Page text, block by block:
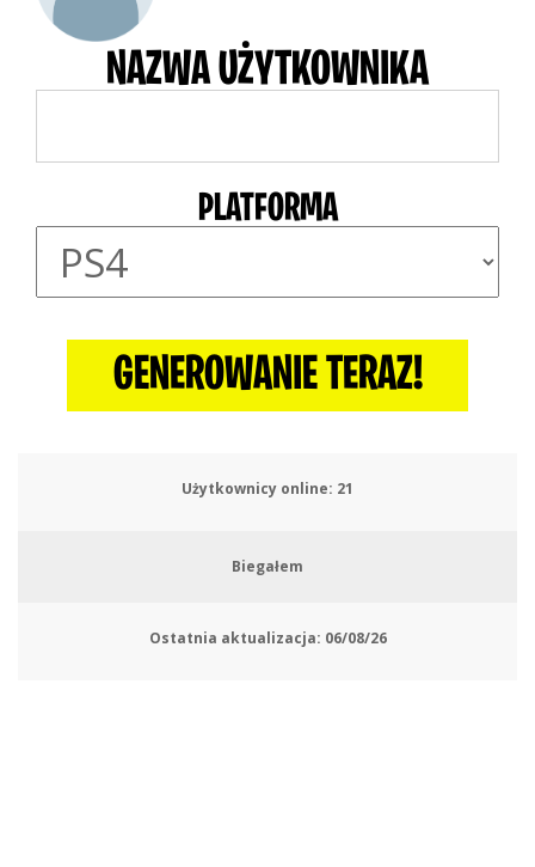
NAZWA UŻYTKOWNIKA
PLATFORMA
GENEROWANIE TERAZ!
Użytkownicy online: 24
Biegałem
Ostatnia aktualizacja: 06/08/26